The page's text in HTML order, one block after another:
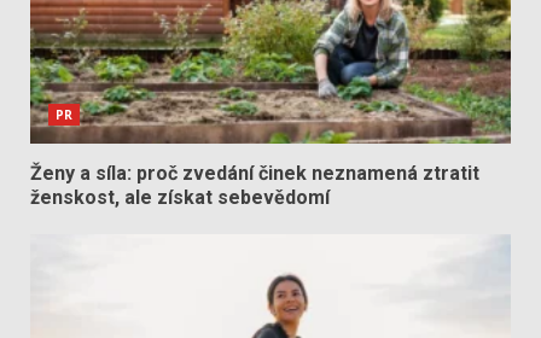
PR
Ženy a síla: proč zvedání činek neznamená ztratit
ženskost, ale získat sebevědomí